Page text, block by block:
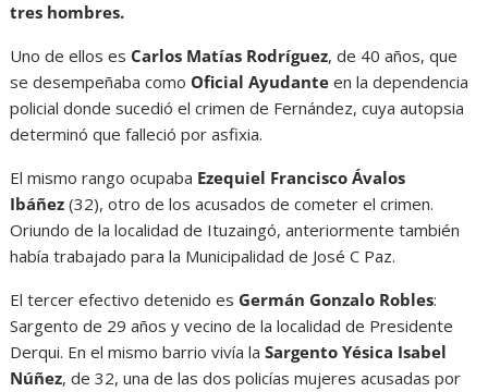
tres hombres.
Uno de ellos es Carlos Matías Rodríguez, de 40 años, que
se desempeñaba como Oficial Ayudante en la dependencia
policial donde sucedió el crimen de Fernández, cuya autopsia
determinó que falleció por asfixia.
El mismo rango ocupaba Ezequiel Francisco Ávalos
Ibáñez(32), otro de los acusados de cometer el crimen.
Oriundo de la localidad de Ituzaingó, anteriormente también
había trabajado para la Municipalidad de José C Paz.
El tercer efectivo detenido es Germán Gonzalo Robles:
Sargento de 29 años y vecino de la localidad de Presidente
Derqui. En el mismo barrio vivía laSargento Yésica Isabel
Núñez, de 32, una de las dos policías mujeres acusadas por